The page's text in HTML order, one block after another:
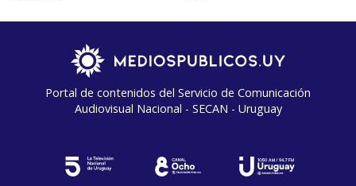
Portal de contenidos del Servicio de Comunicación
Audiovisual Nacional - SECAN - Uruguay